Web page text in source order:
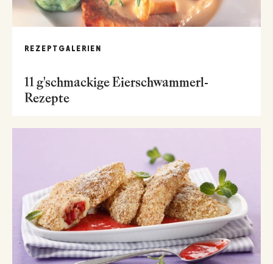
REZEPTGALERIEN
11 g'schmackige Eierschwammerl-
Rezepte